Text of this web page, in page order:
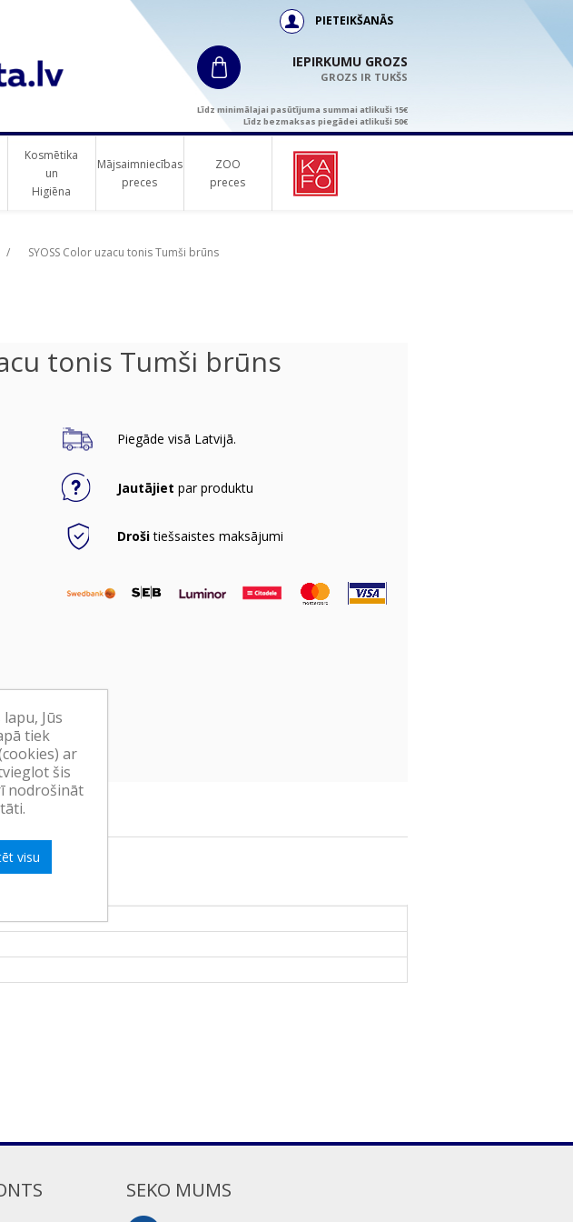
PIETEIKŠANĀS
IEPIRKUMU GROZS
GROZS IR TUKŠS
Līdz minimālajai pasūtījuma summai atlikuši 15€
Līdz bezmaksas piegādei atlikuši 50€
Kosmētika
un
Higiēna
Mājsaimniecības
preces
ZOO
preces
/ SYOSS Color uzacu tonis Tumši brūns
tonis Tumši brūns
Piegāde visā Latvijā.
Jautājiet par produktu
Drošitiešsaistes maksājumi
SEKO MUMS
Jūs
tiek
ar
šis
nodrošināt
visu